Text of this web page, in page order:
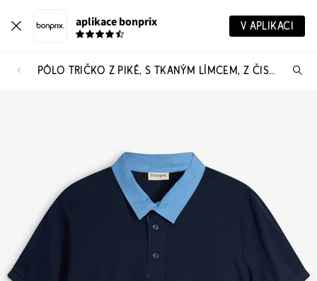
aplikace bonprix V APLIKACI
PÓLO TRIČKO Z PIKÉ, S TKANÝM LÍMCEM, Z ČISTÉ ORGANICKÉ BAVLNY